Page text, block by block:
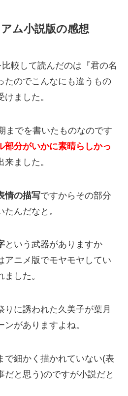
ム小説版の感想
較して読んだのは『君の名
たのでこんなにも違うもの
ました。
までを書いたものなのです
部分がいかに素晴らしかっ
ました。
情の描写ですからその部分
んだなと。
という武器がありますか
アニメ版でモヤモヤしてい
した。
りに誘われた久美子が葉月
がありますよね。
で細かく描かれていない(表
だと思う)のですが小説だと